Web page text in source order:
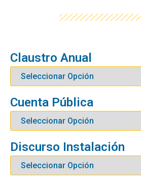
Claustro Anual
Cuenta Pública
Discurso Instalación